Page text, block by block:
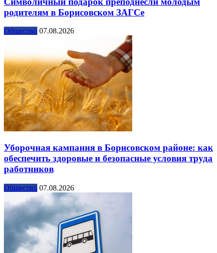
родителям в Борисовском ЗАГСе
Общество 07.08.2026
Уборочная кампания в Борисовском районе: как
обеспечить здоровые и безопасные условия труда
работников
Общество 07.08.2026